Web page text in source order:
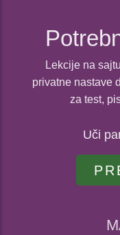
Lekcije na
privatne nastave
za test,
Uči